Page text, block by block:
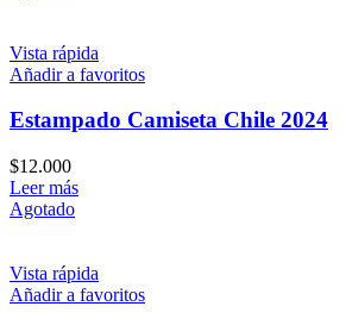
Vista rápida
Añadir a favoritos
Estampado Camiseta Chile 2024
$12.000
Leer más
Agotado
Vista rápida
Añadir a favoritos